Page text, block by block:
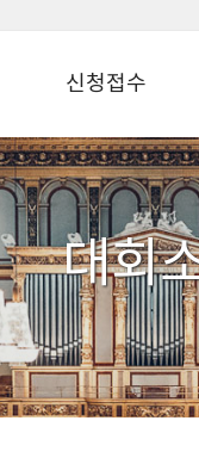
신청접수
대회